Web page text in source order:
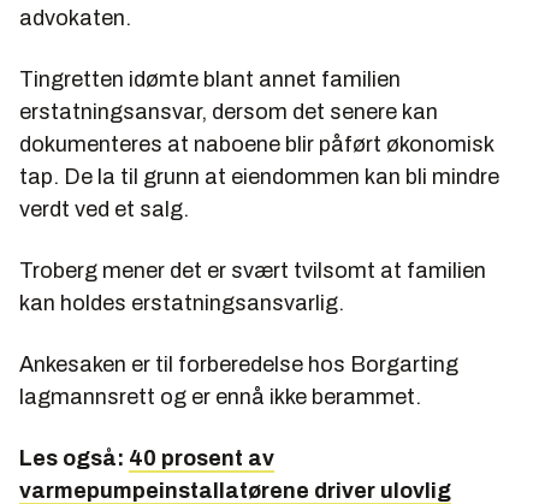
advokaten.
Tingretten idømte blant annet familien
erstatningsansvar, dersom det senere kan
dokumenteres at naboene blir påført økonomisk
tap. De la til grunn at eiendommen kan bli mindre
verdt ved et salg.
Troberg mener det er svært tvilsomt at familien
kan holdes erstatningsansvarlig.
Ankesaken er til forberedelse hos Borgarting
lagmannsrett og er ennå ikke berammet.
Les også: 40 prosent av
varmepumpeinstallatørene driver ulovlig